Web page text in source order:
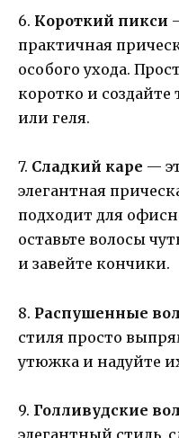
6. Короткий пикси
практичная
особого ухода.
коротко и
или геля.
7. Сладкий каре —
элегантная
подходит для
оставьте волосы
и завейте кончики.
8. Распушенные
стиля просто
утюжка и надуйте
9. Голливудские
элегантный стиль,